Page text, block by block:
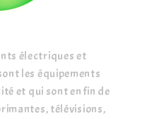
électriques et
les équipements
et qui sont en fin de
télévisions,